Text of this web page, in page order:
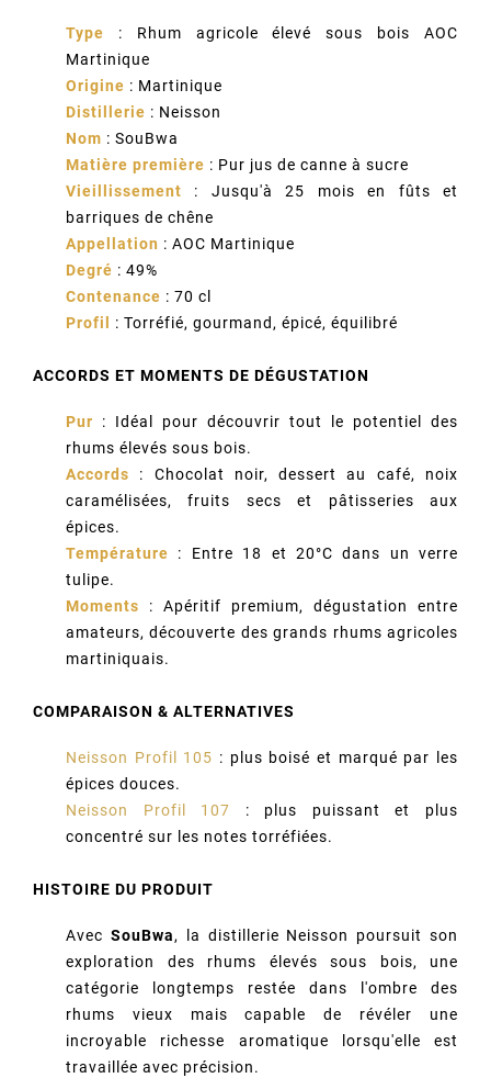
Type : Rhum agricole élevé sous bois AOC
Martinique
Origine : Martinique
Distillerie : Neisson
Nom : SouBwa
Matière première : Pur jus de canne à sucre
Vieillissement : Jusqu'à 25 mois en fûts et
barriques de chêne
Appellation : AOC Martinique
Degré : 49%
Contenance : 70 cl
Profil : Torréfié, gourmand, épicé, équilibré
ACCORDS ET MOMENTS DE DÉGUSTATION
Pur : Idéal pour découvrir tout le potentiel des
rhums élevés sous bois.
Accords : Chocolat noir, dessert au café, noix
caramélisées, fruits secs et pâtisseries aux
épices.
Température : Entre 18 et 20°C dans un verre
tulipe.
Moments : Apéritif premium, dégustation entre
amateurs, découverte des grands rhums agricoles
martiniquais.
COMPARAISON & ALTERNATIVES
Neisson Profil 105 : plus boisé et marqué par les
épices douces.
Neisson Profil 107 : plus puissant et plus
concentré sur les notes torréfiées.
HISTOIRE DU PRODUIT
Avec SouBwa, la distillerie Neisson poursuit son
exploration des rhums élevés sous bois, une
catégorie longtemps restée dans l'ombre des
rhums vieux mais capable de révéler une
incroyable richesse aromatique lorsqu'elle est
travaillée avec précision.